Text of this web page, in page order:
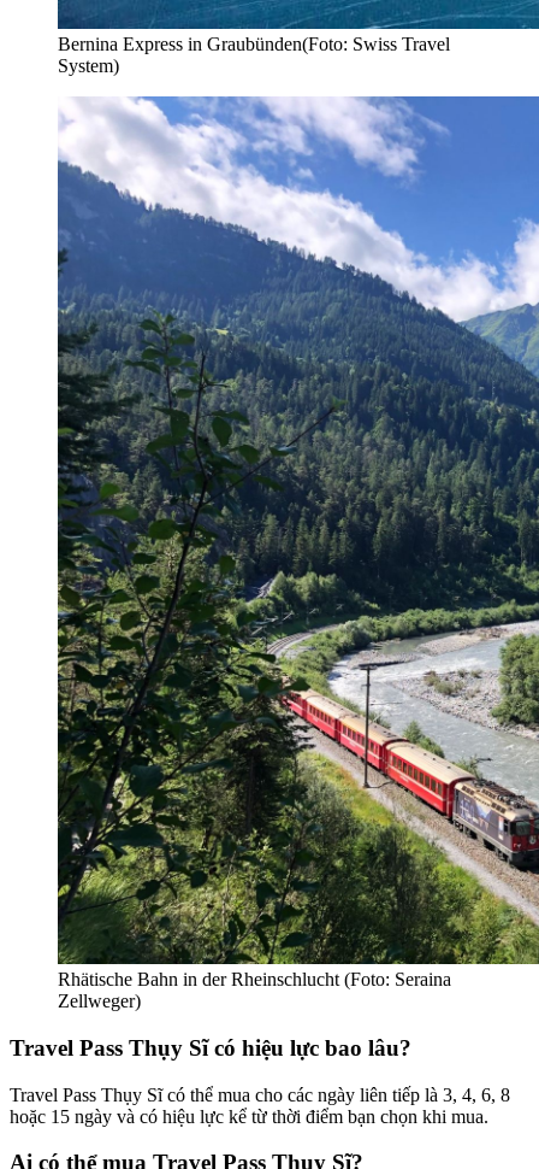
Bernina Express in Graubünden(Foto: Swiss Travel
System)
Rhätische Bahn in der Rheinschlucht (Foto: Seraina
Zellweger)
Travel Pass Thụy Sĩ có hiệu lực bao lâu?
Travel Pass Thụy Sĩ có thể mua cho các ngày liên tiếp là 3, 4, 6, 8
hoặc 15 ngày và có hiệu lực kể từ thời điểm bạn chọn khi mua.
Ai có thể mua Travel Pass Thụy Sĩ?